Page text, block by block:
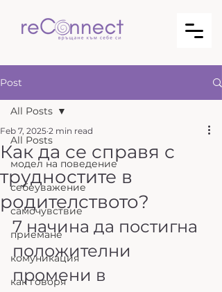
Post
All Posts
модел на поведение
себеуважение
самочувствие
приемане
комуникация
как говоря
All Posts
Как да се справя с
трудностите в
родителството?
Feb 7, 2025 2 min read
7 начина да постигна
положителни
промени в